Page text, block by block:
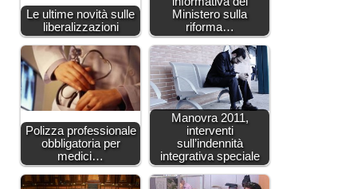
Le ultime novità sulle
liberalizzazioni
Ministero sulla
riforma…
Polizza professionale
obbligatoria per
medici…
Manovra 2011,
interventi
sull’indennità
integrativa speciale